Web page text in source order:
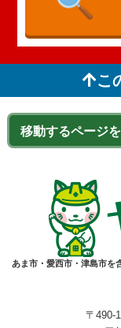
こ
あま市・愛西市・津島市を
〒490-